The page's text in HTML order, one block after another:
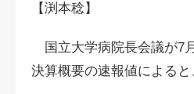
【渕本稔】
国立大学病院長会議が7
決算概要の速報値によると